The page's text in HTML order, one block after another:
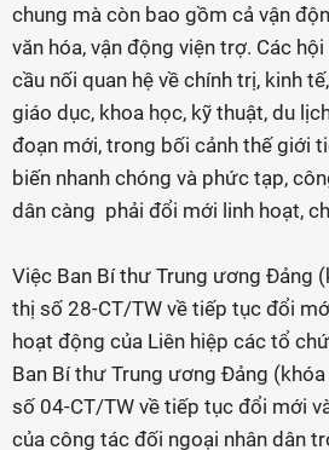
chung mà còn bao gồm cả vận
văn hóa, vận động viện trợ. Các
cầu nối quan hệ về chính trị, kinh
giáo dục, khoa học, kỹ thuật, du
đoạn mới, trong bối cảnh thế giới
biến nhanh chóng và phức tạp,
dân càng phải đổi mới linh hoạt,
Việc Ban Bí thư Trung ương Đảng
thị số 28-CT/TW về tiếp tục đổi
hoạt động của Liên hiệp các tổ
Ban Bí thư Trung ương Đảng
số 04-CT/TW về tiếp tục đổi mới
của công tác đối ngoại nhân dân